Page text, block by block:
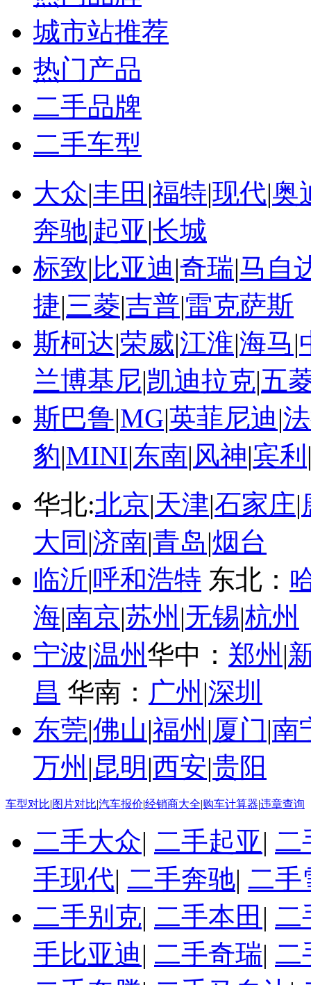
城市站推荐
热门产品
二手品牌
二手车型
大众|丰田 |福特|现代|奥
奔驰|起亚|长城
标致| 比亚迪|奇瑞|马自
捷|三菱|吉普|雷克萨斯
斯柯达|荣威|江淮|海马|
兰博基尼|凯迪拉克|五
斯巴鲁|MG|英菲尼迪|
豹|MINI|东南|风神|宾利
华北:北京|天津|石家庄|
大同 |济南|青岛|烟台
临沂|呼和浩特 东北：
海|南京|苏州 |无锡|杭州
宁波|温州华中： 郑州 |
昌 华南： 广州 |深圳
东莞|佛山|福州 |厦门|南
万州 |昆明 |西安|贵阳
车型对比|图片对比|汽车报价|经销商大全|购车计算器|违章查询
二手大众| 二手起亚| 二
手现代| 二手奔驰| 二手
二手别克| 二手本田 | 二
手比亚迪| 二手奇瑞| 二